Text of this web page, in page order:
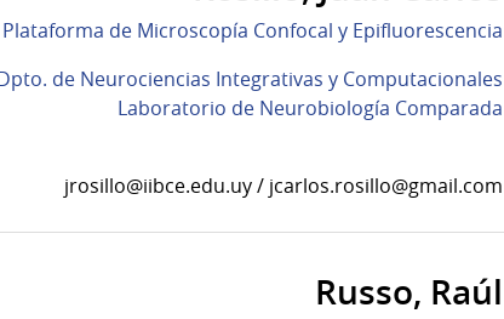
Plataforma de Microscopía Confocal y Epifluorescencia
de Neurociencias Integrativas y Computacionales
Laboratorio de Neurobiología Comparada
jrosillo@iibce.edu.uy / jcarlos.rosillo@gmail.com
Russo, Raúl